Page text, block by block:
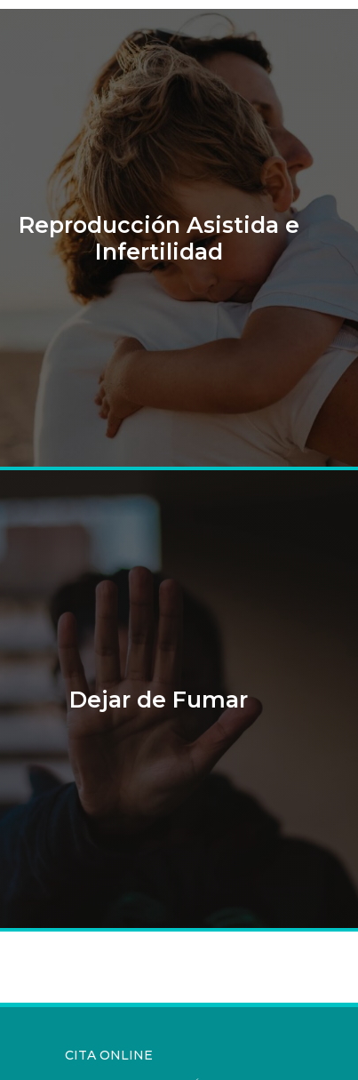
Reproducción Asistida e
Infertilidad
Dejar de Fumar
CITA ONLINE